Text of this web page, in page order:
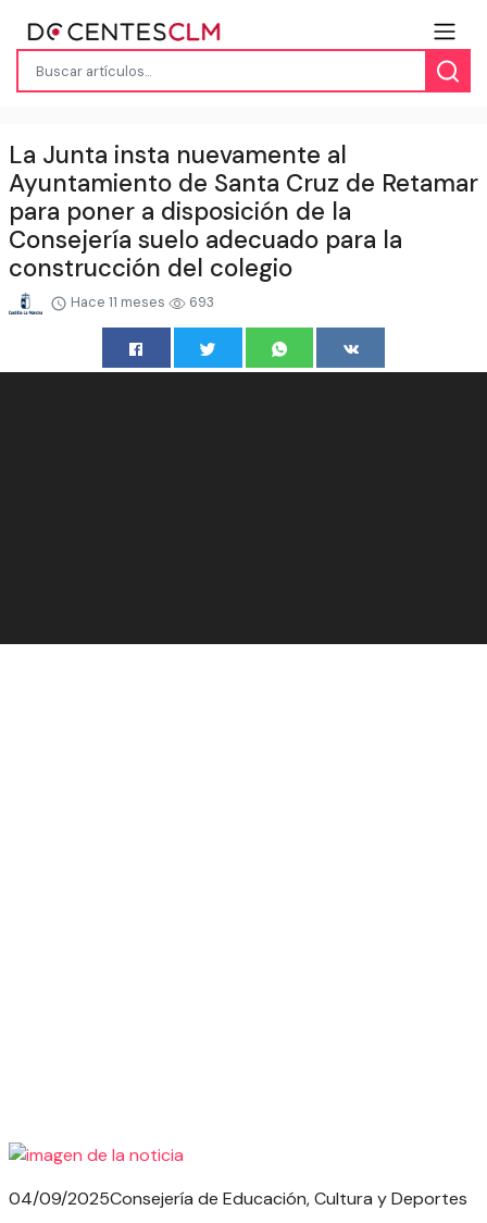
La Junta insta nuevamente al
Ayuntamiento de Santa Cruz de Retamar
para poner a disposición de la
Consejería suelo adecuado para la
construcción del colegio
Hace 11 meses 693
04/09/2025Consejería de Educación, Cultura y Deportes